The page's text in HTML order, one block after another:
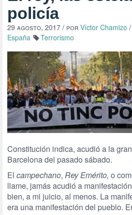
policía
29 agosto, 2017 / por Víctor Chamizo /
España
Terrorismo
Constitución indica, acudió a la
Barcelona del pasado sábado.
El campechano, Rey Emérito, o
llame, jamás acudió a
bien, a mi juicio, al menos. La
era una manifestación del pueblo.